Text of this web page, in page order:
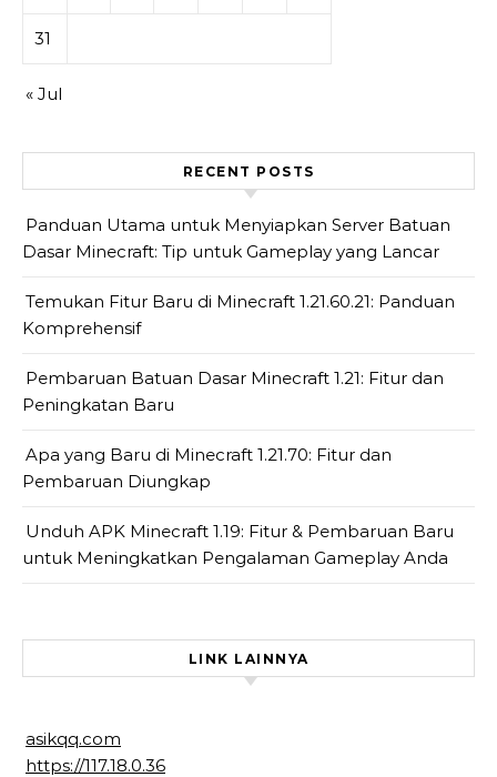
31
« Jul
RECENT POSTS
Panduan Utama untuk Menyiapkan Server Batuan
Dasar Minecraft: Tip untuk Gameplay yang Lancar
Temukan Fitur Baru di Minecraft 1.21.60.21: Panduan
Komprehensif
Pembaruan Batuan Dasar Minecraft 1.21: Fitur dan
Peningkatan Baru
Apa yang Baru di Minecraft 1.21.70: Fitur dan
Pembaruan Diungkap
Unduh APK Minecraft 1.19: Fitur & Pembaruan Baru
untuk Meningkatkan Pengalaman Gameplay Anda
LINK LAINNYA
asikqq.com
https://117.18.0.36